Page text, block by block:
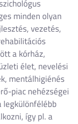
minden olyan
vezetés,
a kórház,
élet, nevelési
mentálhigiénés
piac nehézségei
legkülönfélébb
így pl. a